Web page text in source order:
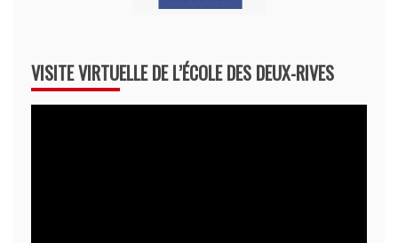
VISITE VIRTUELLE DE L’ÉCOLE DES DEUX-RIVES